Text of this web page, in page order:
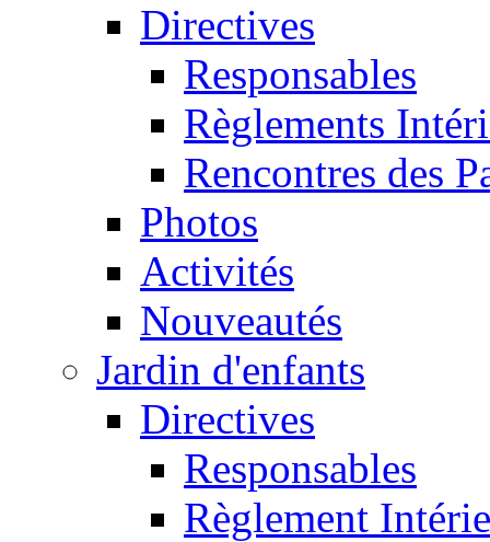
Directives
Responsables
Règlements
Rencontres des
Photos
Activités
Nouveautés
Jardin d'enfants
Directives
Responsables
Règlement